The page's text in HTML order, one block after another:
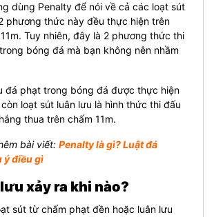
dùng Penalty để nói về cả các loạt sút
phương thức này đều thực hiện trên
Tuy nhiên, đây là 2 phương thức thi
bóng đá mà bạn không nên nhầm
đá phạt trong bóng đá được thực hiện
loạt sút luân lưu là hình thức thi đấu
thua trên chấm 11m.
bài viết: Penalty là gì? Luật đá
ý điều gì
xảy ra khi nào?
sút từ chấm phạt đền hoặc luân lưu